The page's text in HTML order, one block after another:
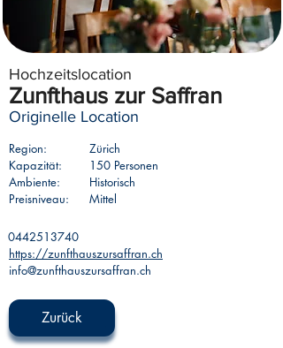
Hochzeitslocation
Zunfthaus zur Saffran
Originelle Location
Region:
Zürich
Kapazität:
150 Personen
Ambiente:
Historisch
Preisniveau:
Mittel
0442513740
https://zunfthauszursaffran.ch
info@zunfthauszursaffran.ch
Zurück